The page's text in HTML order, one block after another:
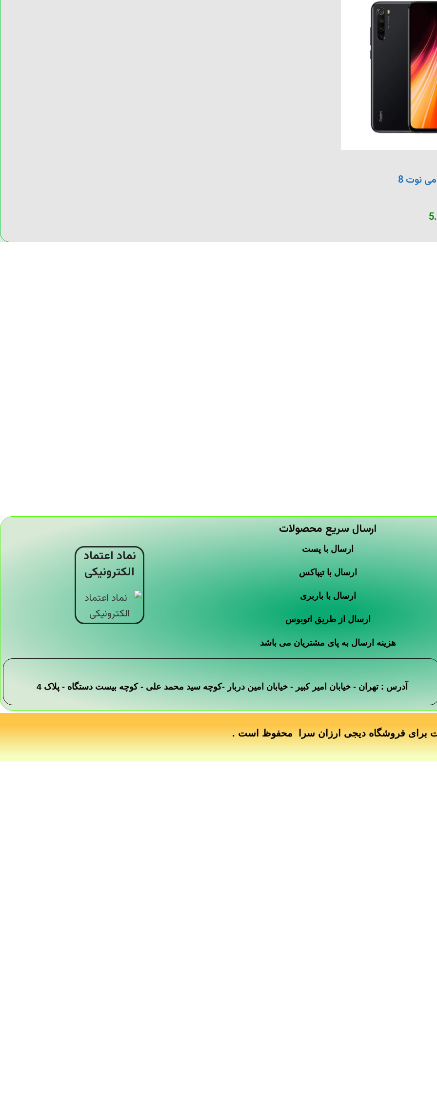
نوت 8
ارسال سریع محصولات
ارسال با پست
ارسال با تیپاکس
ارسال با باربری
ارسال از طریق اتوبوس
هزینه ارسال به پای مشتریان می باشد
نماد اعتماد
الکترونیکی
آدرس : تهران - خیابان امیر کبیر - خیابان امین دربار -کوچه سید محمد علی - کوچه بیست دستگاه - پلاک 4
برای فروشگاه دیجی ارزان سرا محفوظ است .